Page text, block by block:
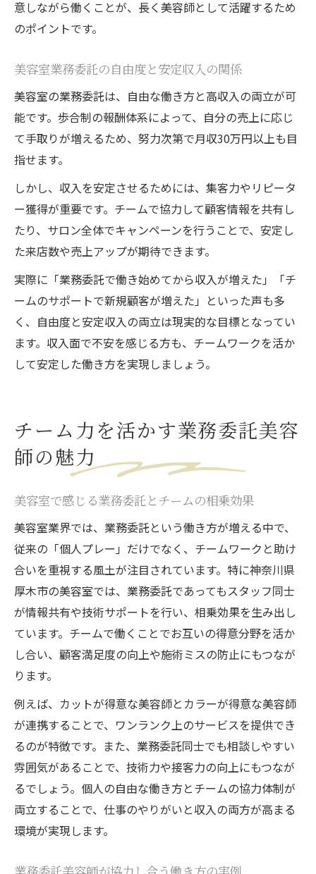
意しながら働くことが、長く美容師として活躍するため
のポイントです。
美容室業務委託の自由度と安定収入の関係
美容室の業務委託は、自由な働き方と高収入の両立が可
能です。歩合制の報酬体系によって、自分の売上に応じ
て手取りが増えるため、努力次第で月収30万円以上も目
指せます。
しかし、収入を安定させるためには、集客力やリピータ
ー獲得が重要です。チームで協力して顧客情報を共有し
たり、サロン全体でキャンペーンを行うことで、安定し
た来店数や売上アップが期待できます。
実際に「業務委託で働き始めてから収入が増えた」「チ
ームのサポートで新規顧客が増えた」といった声も多
く、自由度と安定収入の両立は現実的な目標となってい
ます。収入面で不安を感じる方も、チームワークを活か
して安定した働き方を実現しましょう。
チーム力を活かす業務委託美容
師の魅力
美容室で感じる業務委託とチームの相乗効果
美容室業界では、業務委託という働き方が増える中で、
従来の「個人プレー」だけでなく、チームワークと助け
合いを重視する風土が注目されています。特に神奈川県
厚木市の美容室では、業務委託であってもスタッフ同士
が情報共有や技術サポートを行い、相乗効果を生み出し
ています。チームで働くことでお互いの得意分野を活か
し合い、顧客満足度の向上や施術ミスの防止にもつなが
ります。
例えば、カットが得意な美容師とカラーが得意な美容師
が連携することで、ワンランク上のサービスを提供でき
るのが特徴です。また、業務委託同士でも相談しやすい
雰囲気があることで、技術力や接客力の向上にもつなが
るでしょう。個人の自由な働き方とチームの協力体制が
両立することで、仕事のやりがいと収入の両方が高まる
環境が実現します。